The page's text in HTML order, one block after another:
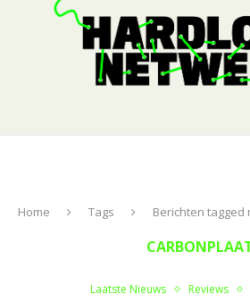
Home Tags Berichten
Laatste Nieuws Reviews